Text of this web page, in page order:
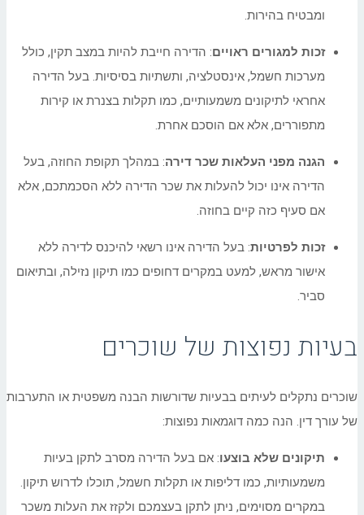
ומבטיח בהירות.
זכות למגורים ראויים: הדירה חייבת להיות במצב תקין, כולל
מערכות חשמל, אינסטלציה, ותשתיות בסיסיות. בעל הדירה
אחראי לתיקונים משמעותיים, כמו תקלות בצנרת או קירות
מתפוררים, אלא אם הוסכם אחרת.
הגנה מפני העלאות שכר דירה: במהלך תקופת החוזה, בעל
הדירה אינו יכול להעלות את שכר הדירה ללא הסכמתכם, אלא
אם סעיף כזה קיים בחוזה.
זכות לפרטיות: בעל הדירה אינו רשאי להיכנס לדירה ללא
אישור מראש, למעט במקרים דחופים כמו תיקון נזילה, ובתיאום
סביר.
בעיות נפוצות של שוכרים
שוכרים נתקלים לעיתים בבעיות שדורשות הבנה משפטית או התערבות
של עורך דין. הנה כמה דוגמאות נפוצות:
תיקונים שלא בוצעו: אם בעל הדירה מסרב לתקן בעיות
משמעותיות, כמו דליפות או תקלות חשמל, תוכלו לדרוש תיקון.
במקרים מסוימים, ניתן לתקן בעצמכם ולקזז את העלות משכר